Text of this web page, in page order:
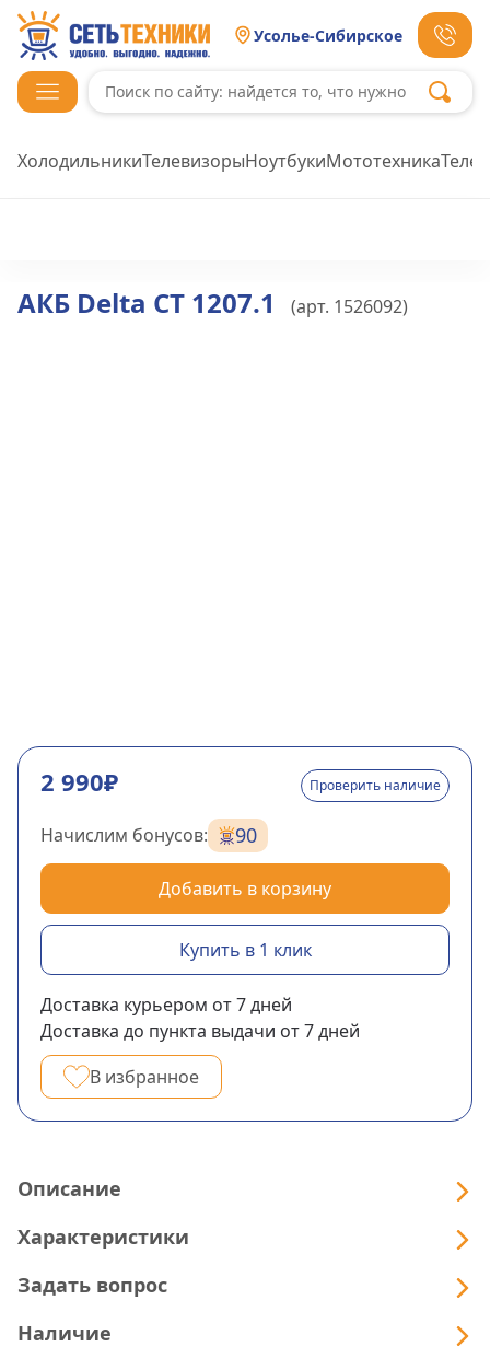
Усолье-Сибирское
ХолодильникиТелевизорыНоутбукиМототехника
АКБ Delta СТ 1207.1 (арт. 1526092)
2 990₽ Проверить наличие
Начислим бонусов: 90
Добавить в корзину
Купить в 1 клик
Доставка курьером от 7дней
Доставка до пункта выдачи от 7дней
В избранное
Описание
Характеристики
Задать вопрос
Наличие